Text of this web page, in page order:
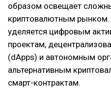
образом освещает
криптовалютным рынком.
уделяется цифровым
проектам,
(dApps) и автономным
альтернативным
смарт-контрактам.